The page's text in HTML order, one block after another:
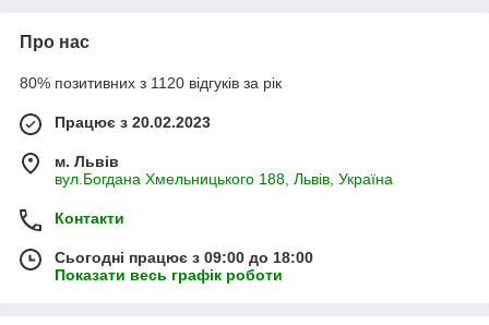
Про нас
80% позитивних з 1120 відгуків за рік
Працює з 20.02.2023
м. Львів
вул.Богдана Хмельницького 188, Львів, Україна
Контакти
Сьогодні працює з 09:00 до 18:00
Показати весь графік роботи